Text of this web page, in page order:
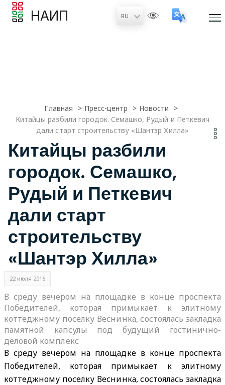
НАИП
Главная Пресс-центр
Новости
Китайцы разбили городок. Семашко, Рудый и Петкевич
дали старт строительству «Шантэр Хилла»
Китайцы разбили
городок. Семашко,
Рудый и Петкевич
дали старт
строительству
«Шантэр Хилла»
22 июля 2016
В среду вечером на площадке в конце проспекта
Победителей, которая примыкает к элитному
коттеджному поселку Веснинка, состоялась закладка
памятной капсулы под будущий гостинично-
деловой комплекс
В среду вечером на площадке в конце проспекта
Победителей, которая примыкает к элитному
коттеджному поселку Веснинка, состоялась закладка